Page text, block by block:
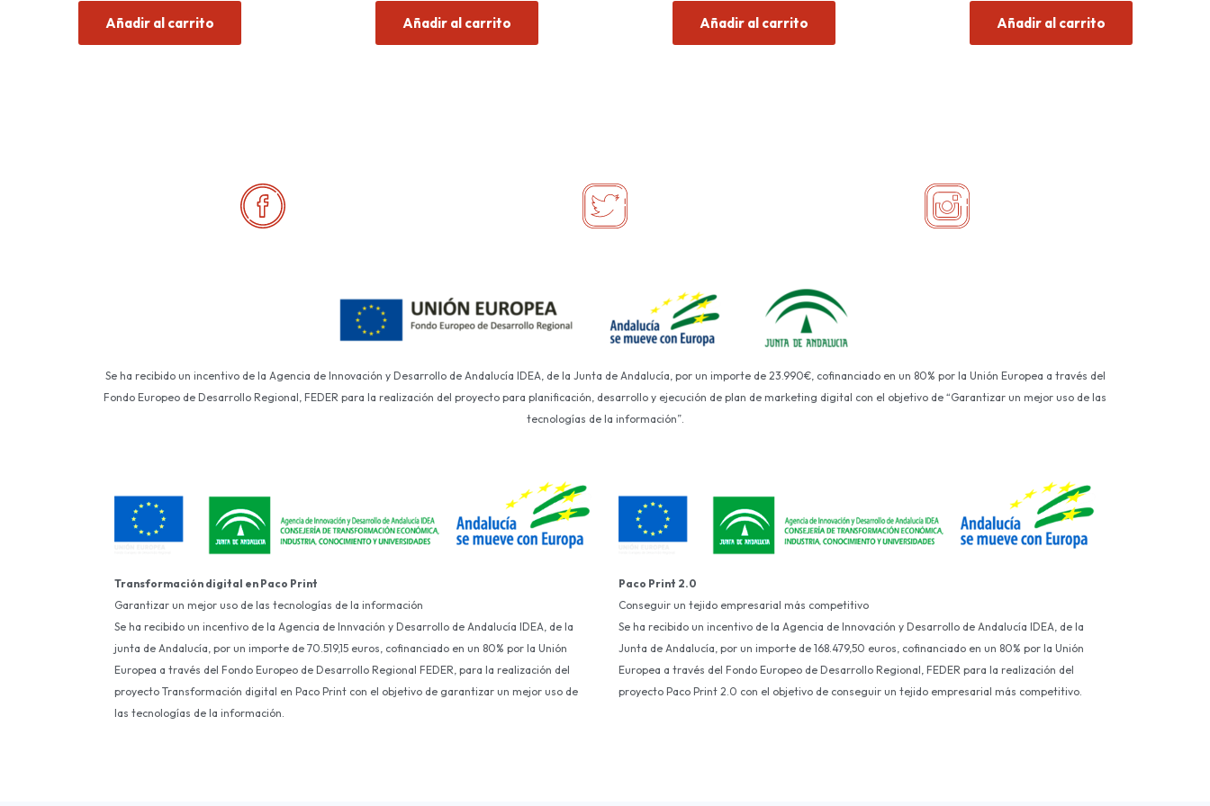
5
Añadir al carrito
5
Añadir al carrito
5
Añadir al carrito
5
Añadir al carrito
Se ha recibido un incentivo de la Agencia de Innovación y Desarrollo de Andalucía IDEA, de la Junta de Andalucía, por un importe de 23.990€, cofinanciado en un 80% por la Unión Europea a través del
Fondo Europeo de Desarrollo Regional, FEDER para la realización del proyecto para planificación, desarrollo y ejecución de plan de marketing digital con el objetivo de “Garantizar un mejor uso de las
tecnologías de la información”.
Transformación digital en Paco Print
Garantizar un mejor uso de las tecnologías de la información
Se ha recibido un incentivo de la Agencia de Innvación y Desarrollo de Andalucía IDEA, de la
junta de Andalucía, por un importe de 70.519,15 euros, cofinanciado en un 80% por la Unión
Europea a través del Fondo Europeo de Desarrollo Regional FEDER, para la realización del
proyecto Transformación digital en Paco Print con el objetivo de garantizar un mejor uso de
las tecnologías de la información.
Paco Print 2.0
Conseguir un tejido empresarial más competitivo
Se ha recibido un incentivo de la Agencia de Innovación y Desarrollo de Andalucía IDEA, de la
Junta de Andalucía, por un importe de 168.479,50 euros, cofinanciado en un 80% por la Unión
Europea a través del Fondo Europeo de Desarrollo Regional, FEDER para la realización del
proyecto Paco Print 2.0 con el objetivo de conseguir un tejido empresarial más competitivo.